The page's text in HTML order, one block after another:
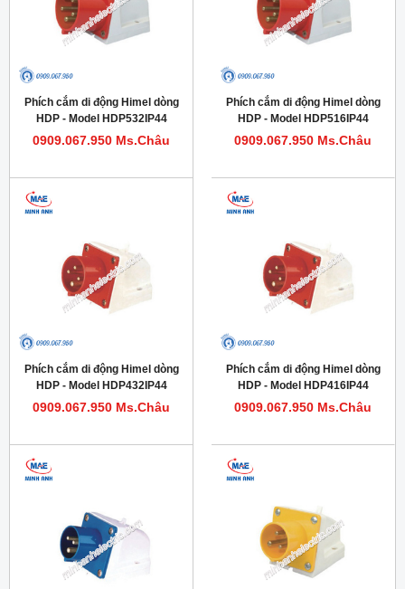
Phích cắm di động Himel dòng
HDP - Model HDP532IP44
0909.067.950 Ms.Châu
Phích cắm di động Himel dòng
HDP - Model HDP516IP44
0909.067.950 Ms.Châu
Phích cắm di động Himel dòng
HDP - Model HDP432IP44
0909.067.950 Ms.Châu
Phích cắm di động Himel dòng
HDP - Model HDP416IP44
0909.067.950 Ms.Châu